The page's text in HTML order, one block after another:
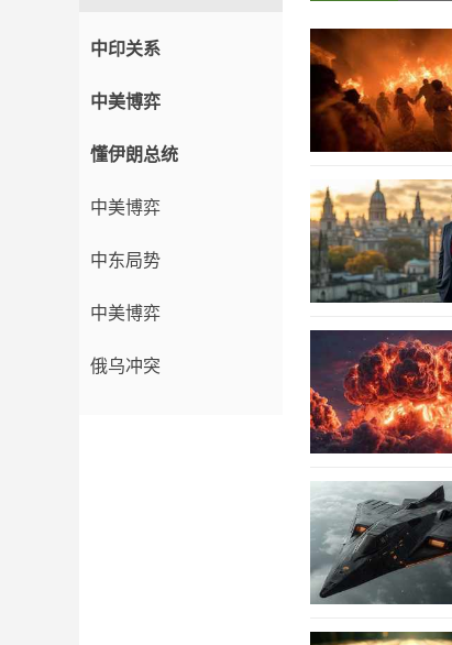
中印关系
中美博弈
懂伊朗总统
中美博弈
中东局势
中美博弈
俄乌冲突